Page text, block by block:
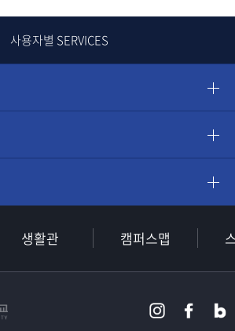
사용자별 SERVICES
생활관 캠퍼스맵